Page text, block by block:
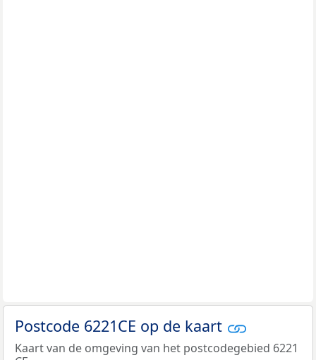
Postcode 6221CE op de kaart
Kaart van de omgeving van het postcodegebied 6221